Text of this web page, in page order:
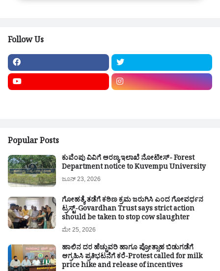
Follow Us
Popular Posts
ಕುವೆಂಪು ವಿವಿಗೆ ಅರಣ್ಯ ಇಲಾಖೆ ನೋಟೀಸ್- Forest
Department notice to Kuvempu University
ಜೂನ್ 23, 2026
ಗೋಹತ್ಯೆ ತಡೆಗೆ ಕಠಿಣ ಕ್ರಮ ಜರುಗಿಸಿ ಎಂದ ಗೋವರ್ಧನ
ಟ್ರಸ್ಟ್-Govardhan Trust says strict action
should be taken to stop cow slaughter
ಮೇ 25, 2026
ಹಾಲಿನ ದರ ಹೆಚ್ಚುವರಿ ಹಾಗೂ ಪ್ರೋತ್ಸಾಹ ಬಿಡುಗಡೆಗೆ
ಆಗ್ರಹಿಸಿ ಪ್ರತಿಭಟನೆಗೆ ಕರೆ-Protest called for milk
price hike and release of incentives